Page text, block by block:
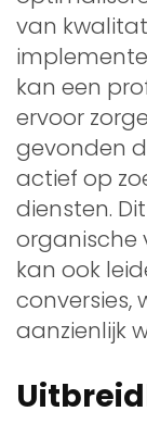
van
kan een
ervoor
gevonden
actief op
diensten.
organische
kan ook
conversies,
aanzienlijk